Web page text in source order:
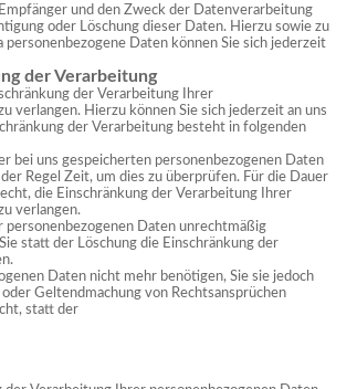
und den Zweck der Datenverarbeitung
oder Löschung dieser Daten. Hierzu sowie zu
personenbezogene Daten können Sie sich jederzeit
der Verarbeitung
der Verarbeitung Ihrer
verlangen. Hierzu können Sie sich jederzeit an uns
der Verarbeitung besteht in folgenden
bei uns gespeicherten personenbezogenen Daten
Regel Zeit, um dies zu überprüfen. Für die Dauer
die Einschränkung der Verarbeitung Ihrer
verlangen.
personenbezogenen Daten unrechtmäßig
statt der Löschung die Einschränkung der
Daten nicht mehr benötigen, Sie sie jedoch
Geltendmachung von Rechtsansprüchen
statt der